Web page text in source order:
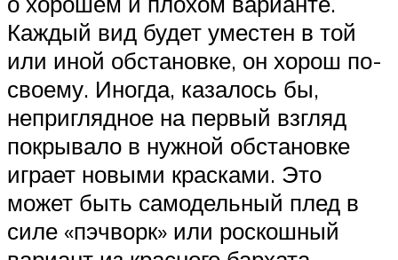
Каждый вид будет уместен в той
или иной обстановке, он хорош по-
своему. Иногда, казалось бы,
неприглядное на первый взгляд
покрывало в нужной обстановке
играет новыми красками. Это
может быть самодельный плед в
силе «пэчворк» или роскошный